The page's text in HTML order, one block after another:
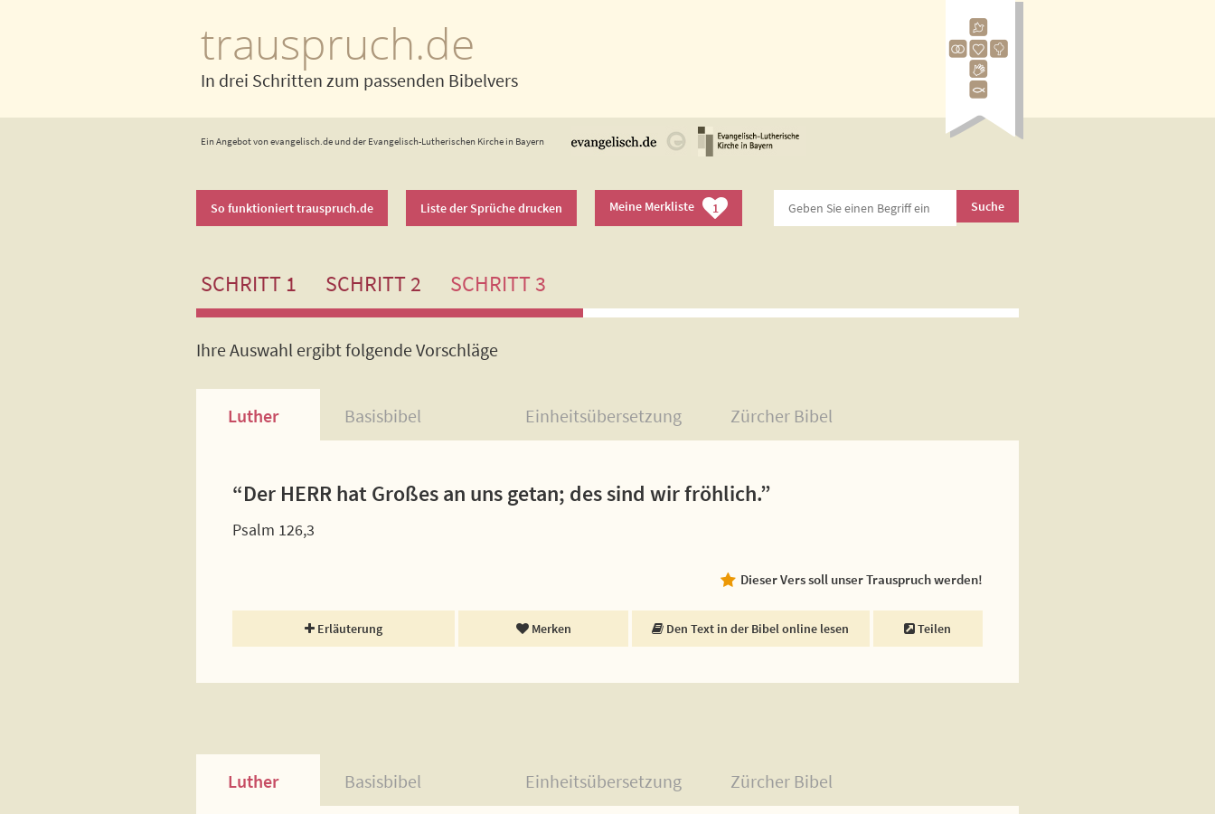
trauspruch.de
In drei Schritten zum passenden Bibelvers
Ein Angebot von evangelisch.de und der Evangelisch-Lutherischen Kirche in Bayern
So funktioniert trauspruch.de Liste der Sprüche drucken Meine Merkliste 1
SCHRITT 1 SCHRITT 2 SCHRITT 3
Ihre Auswahl ergibt folgende Vorschläge
Luther Basisbibel Einheitsübersetzung Zürcher Bibel
“Der HERR hat Großes an uns getan; des sind wir fröhlich.”
Psalm 126,3
Dieser Vers soll unser Trauspruch werden!
Erläuterung Merken Den Text in der Bibel online lesen Teilen
Luther Basisbibel Einheitsübersetzung Zürcher Bibel